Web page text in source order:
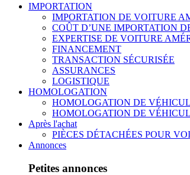
IMPORTATION
IMPORTATION DE VOITURE
COÛT D’UNE IMPORTATION
EXPERTISE DE VOITURE
FINANCEMENT
TRANSACTION SÉCURISÉE
ASSURANCES
LOGISTIQUE
HOMOLOGATION
HOMOLOGATION DE
HOMOLOGATION DE
Après l'achat
PIÈCES DÉTACHÉES POUR
Annonces
Petites annonces